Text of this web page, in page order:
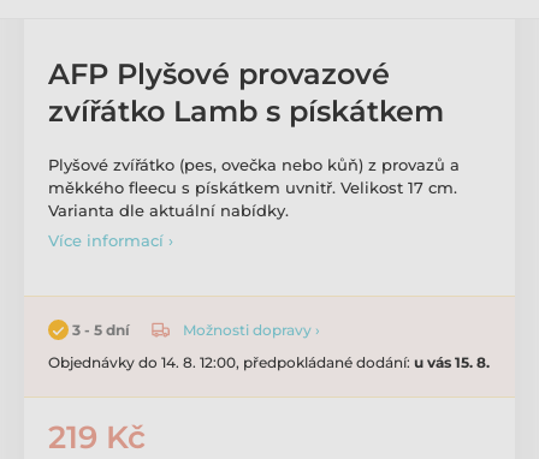
AFP Plyšové provazové
zvířátko Lamb s pískátkem
Plyšové zvířátko (pes, ovečka nebo kůň) z provazů a
měkkého fleecu s pískátkem uvnitř. Velikost 17 cm.
Varianta dle aktuální nabídky.
Více informací ›
3 - 5 dní
Možnosti dopravy ›
Objednávky do 14. 8. 12:00, předpokládané dodání: u vás 15. 8.
219 Kč